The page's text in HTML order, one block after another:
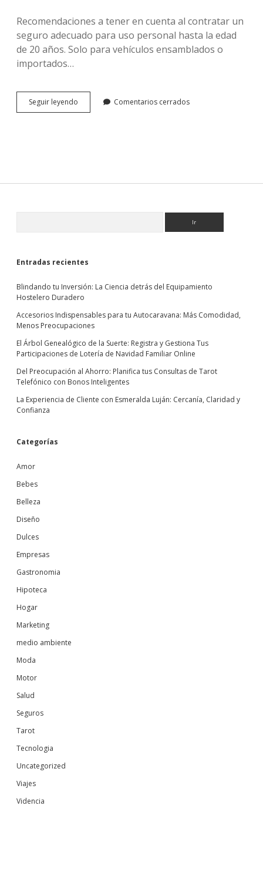
Recomendaciones a tener en cuenta al contratar un
seguro adecuado para uso personal hasta la edad
de 20 años. Solo para vehículos ensamblados o
importados…
Seguir leyendo ¿Problemas
con
necesidades?
Comentarios cerrados
Entradas recientes
Blindando tu Inversión: La Ciencia detrás del Equipamiento
Hostelero Duradero
Accesorios Indispensables para tu Autocaravana: Más Comodidad,
Menos Preocupaciones
El Árbol Genealógico de la Suerte: Registra y Gestiona Tus
Participaciones de Lotería de Navidad Familiar Online
Del Preocupación al Ahorro: Planifica tus Consultas de Tarot
Telefónico con Bonos Inteligentes
La Experiencia de Cliente con Esmeralda Luján: Cercanía, Claridad y
Confianza
Categorías
Amor
Bebes
Belleza
Diseño
Dulces
Empresas
Gastronomia
Hipoteca
Hogar
Marketing
medio ambiente
Moda
Motor
Salud
Seguros
Tarot
Tecnologia
Uncategorized
Viajes
Videncia